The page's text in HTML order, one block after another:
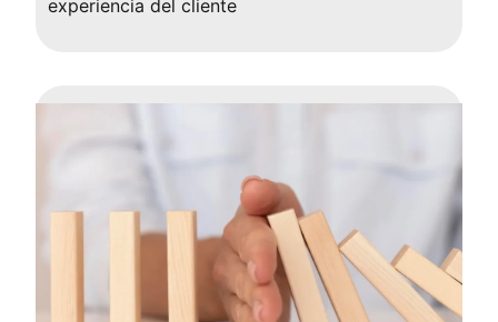
experiencia del cliente